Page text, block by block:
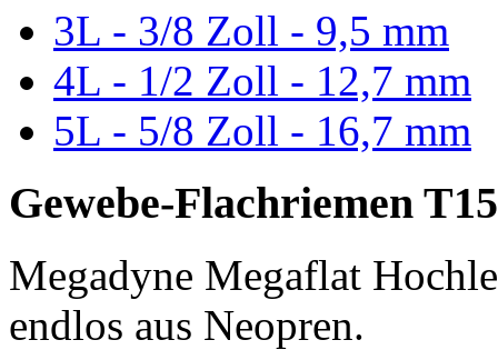
3L - 3/8 Zoll - 9,5 mm
4L - 1/2 Zoll - 12,7 mm
5L - 5/8 Zoll - 16,7 mm
Gewebe-Flachriemen
Megadyne Megaflat
endlos aus Neopren.